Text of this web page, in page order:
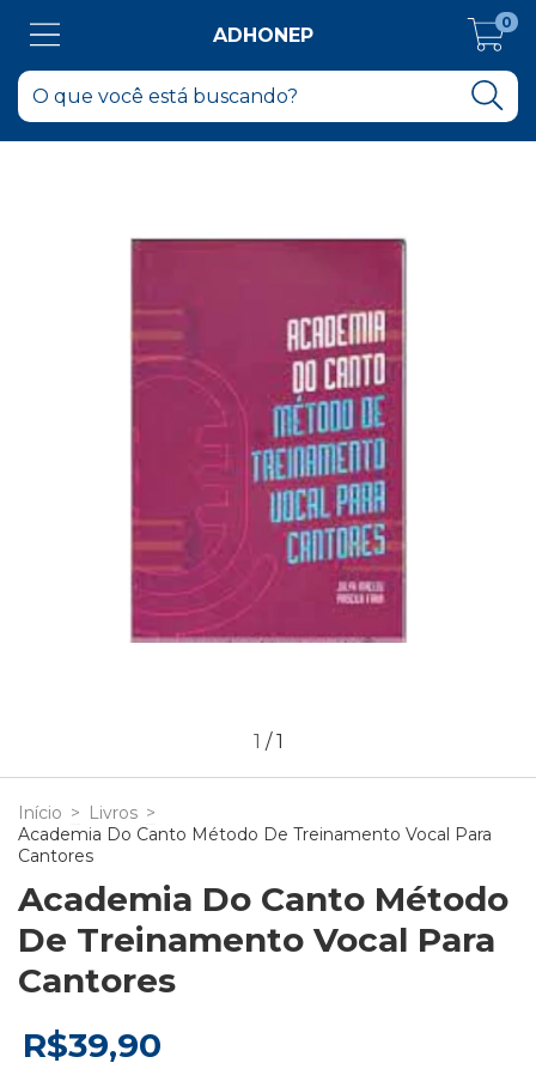
ADHONEP
0
1 /1
Início > Livros >
Academia Do Canto Método De Treinamento Vocal Para
Cantores
Academia Do Canto Método
De Treinamento Vocal Para
Cantores
R$39,90